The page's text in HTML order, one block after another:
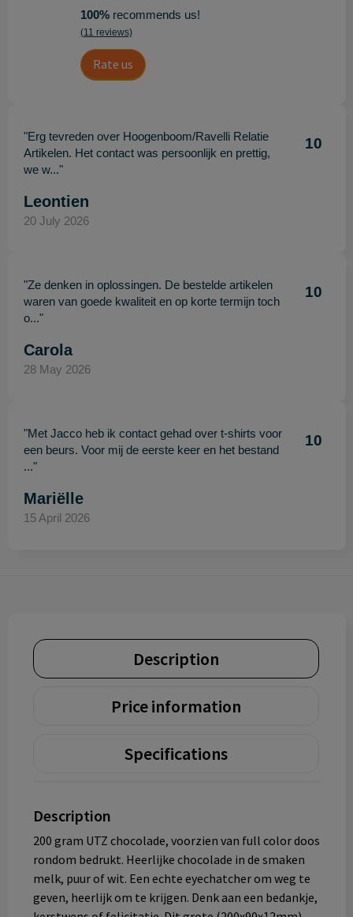
100%recommends us!
(11 reviews)
Rate us
"Erg tevreden over Hoogenboom/Ravelli Relatie
Artikelen. Het contact was persoonlijk en prettig,
we w..."
10
Leontien
20 July 2026
"Ze denken in oplossingen. De bestelde artikelen
waren van goede kwaliteit en op korte termijn toch
o..."
10
Carola
28 May 2026
"Met Jacco heb ik contact gehad over t-shirts voor
een beurs. Voor mij de eerste keer en het bestand
..."
10
Mariëlle
15 April 2026
Description
Price information
Specifications
Description
200 gram UTZ chocolade, voorzien van full color doos
rondom bedrukt. Heerlijke chocolade in de smaken
melk, puur of wit. Een echte eyechatcher om weg te
geven, heerlijk om te krijgen. Denk aan een bedankje,